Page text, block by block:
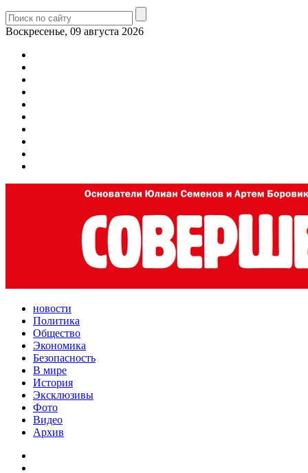
Воскресенье, 09 августа 2026
новости
Политика
Общество
Экономика
Безопасность
В мире
История
Эксклюзивы
Фото
Видео
Архив